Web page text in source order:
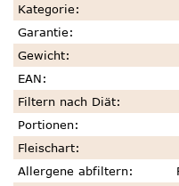
Kategorie:
Garantie:
Gewicht:
EAN:
Filtern nach Diät:
Portionen:
Fleischart:
Allergene abfiltern: